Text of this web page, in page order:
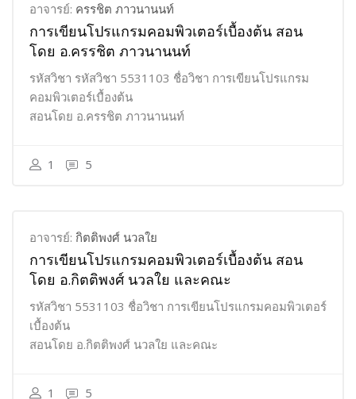
อาจารย์: ครรชิต ภาวนานนท์
การเขียนโปรแกรมคอมพิวเตอร์เบื้องต้น สอน
โดย อ.ครรชิต ภาวนานนท์
รหัสวิชา รหัสวิชา 5531103 ชื่อวิชา การเขียนโปรแกรม
คอมพิวเตอร์เบื้องต้น
สอนโดย อ.ครรชิต ภาวนานนท์
1 5
อาจารย์: กิตติพงศ์ นวลใย
การเขียนโปรแกรมคอมพิวเตอร์เบื้องต้น สอน
โดย อ.กิตติพงศ์ นวลใย และคณะ
รหัสวิชา 5531103 ชื่อวิชา การเขียนโปรแกรมคอมพิวเตอร์
เบื้องต้น
สอนโดย อ.กิตติพงศ์ นวลใย และคณะ
1 5